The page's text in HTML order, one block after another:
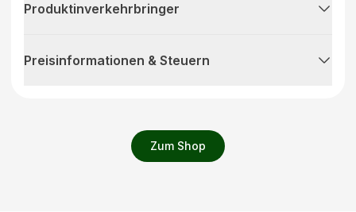
Zum Shop
Produktinverkehrbringer
Preisinformationen & Steuern